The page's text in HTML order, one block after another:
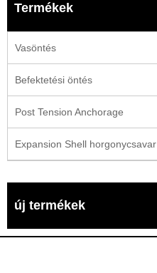
Termékek
Vasöntés
Befektetési öntés
Post Tension Anchorage
Expansion Shell horgonycsavar
új termékek